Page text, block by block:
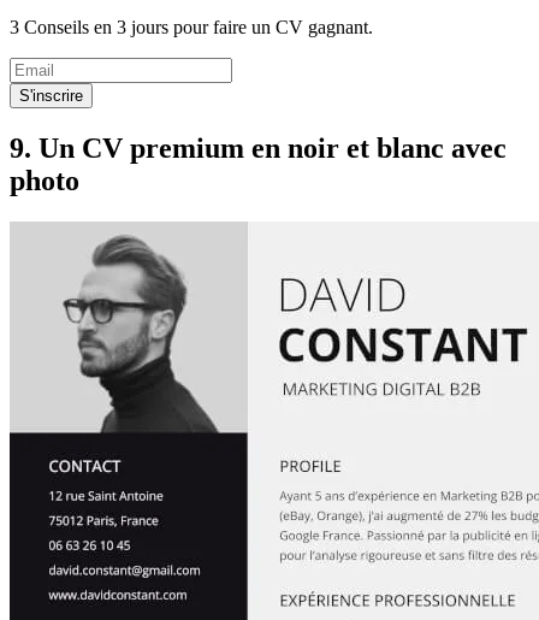
3 Conseils en 3 jours pour faire un CV gagnant.
S'inscrire
9. Un CV premium en noir et blanc avec
photo